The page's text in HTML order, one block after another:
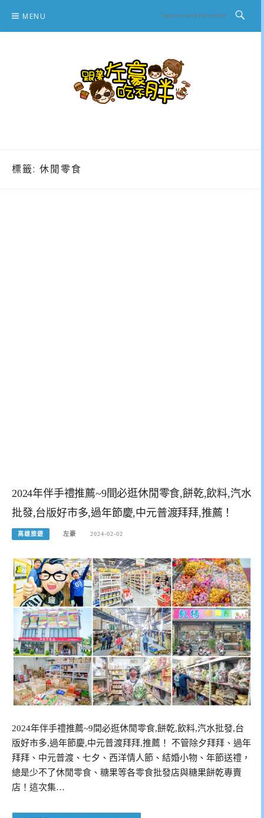
content
MENU
標籤: 休閒零食
2024年伴手禮推薦~9間必逛休閒零食,餅乾,飲料,汽水
批發,台版好市多,過年節慶,中元普渡拜拜,推薦！
高雄旅遊 左豪 2024-02-02
2024年伴手禮推薦~9間必逛休閒零食,餅乾,飲料,汽水批發,台
版好市多,過年節慶,中元普渡拜拜,推薦！ 不管除夕拜拜、過年
拜拜、中元普渡、七夕、西洋情人節、結婚小物、年節送禮，
總是少不了休閒零食、糖果等各零食批發店與糖果餅乾專賣
店！這次集…